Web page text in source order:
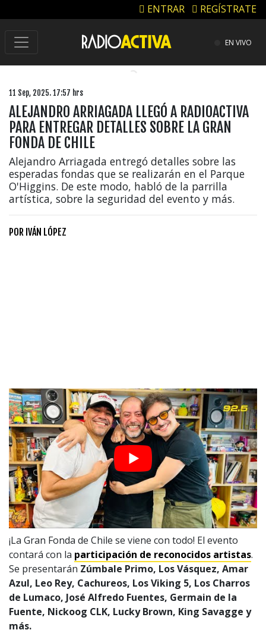
ENTRAR REGÍSTRATE
EN VIVO
11 Sep, 2025. 17:57 hrs
ALEJANDRO ARRIAGADA LLEGÓ A RADIOACTIVA
PARA ENTREGAR DETALLES SOBRE LA GRAN
FONDA DE CHILE
Alejandro Arriagada entregó detalles sobre las
esperadas fondas que se realizarán en el Parque
O'Higgins. De este modo, habló de la parrilla
artística, sobre la seguridad del evento y más.
POR IVÁN LÓPEZ
¡La Gran Fonda de Chile se viene con todo! El evento
contará con la participación de reconocidos artistas.
Se presentarán Zúmbale Primo, Los Vásquez, Amar
Azul, Leo Rey, Cachureos, Los Viking 5, Los Charros
de Lumaco, José Alfredo Fuentes, Germain de la
Fuente, Nickoog CLK, Lucky Brown, King Savagge y
más.